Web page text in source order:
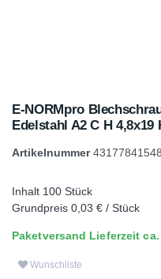
E-NORMpro
Edelstahl A2 C H 4,8x19
Artikelnummer
Inhalt 100 Stück
Grundpreis 0,03 € / Stück
Paketversand Lieferzeit ca.
Wunschliste